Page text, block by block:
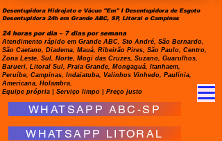
Desentupidora Hidrojato e Vácuo "Em" I Desentupidora de Esgoto
Desentupidora 24h em Grande ABC, SP, Litoral e Campinas
24 horas por dia – 7 dias por semana
Atendimento rápido em Grande ABC, Sto André, São Bernardo,
São Caetano, Diadema, Mauá, Ribeirão Pires, São Paulo, Centro,
Zona Leste, Sul, Norte, Mogi das Cruzes, Suzano, Guarulhos,
Barueri, Litoral Sul, Praia Grande, Mongaguá, Itanhaem,
Peruíbe, Campinas, Indaiatuba, Valinhos Vinhedo, Paulínia,
Americana, Holambra.
Equipe própria | Serviço limpo | Preço justo
WHATSAPP ABC-SP
WHATSAPP LITORAL